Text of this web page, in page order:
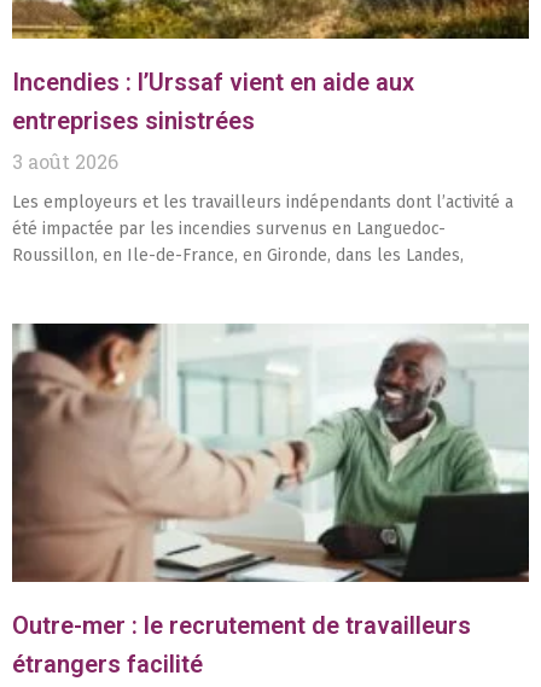
Incendies : l’Urssaf vient en aide aux
entreprises sinistrées
3 août 2026
Les employeurs et les travailleurs indépendants dont l’activité a
été impactée par les incendies survenus en Languedoc-
Roussillon, en Ile-de-France, en Gironde, dans les Landes,
Outre-mer : le recrutement de travailleurs
étrangers facilité